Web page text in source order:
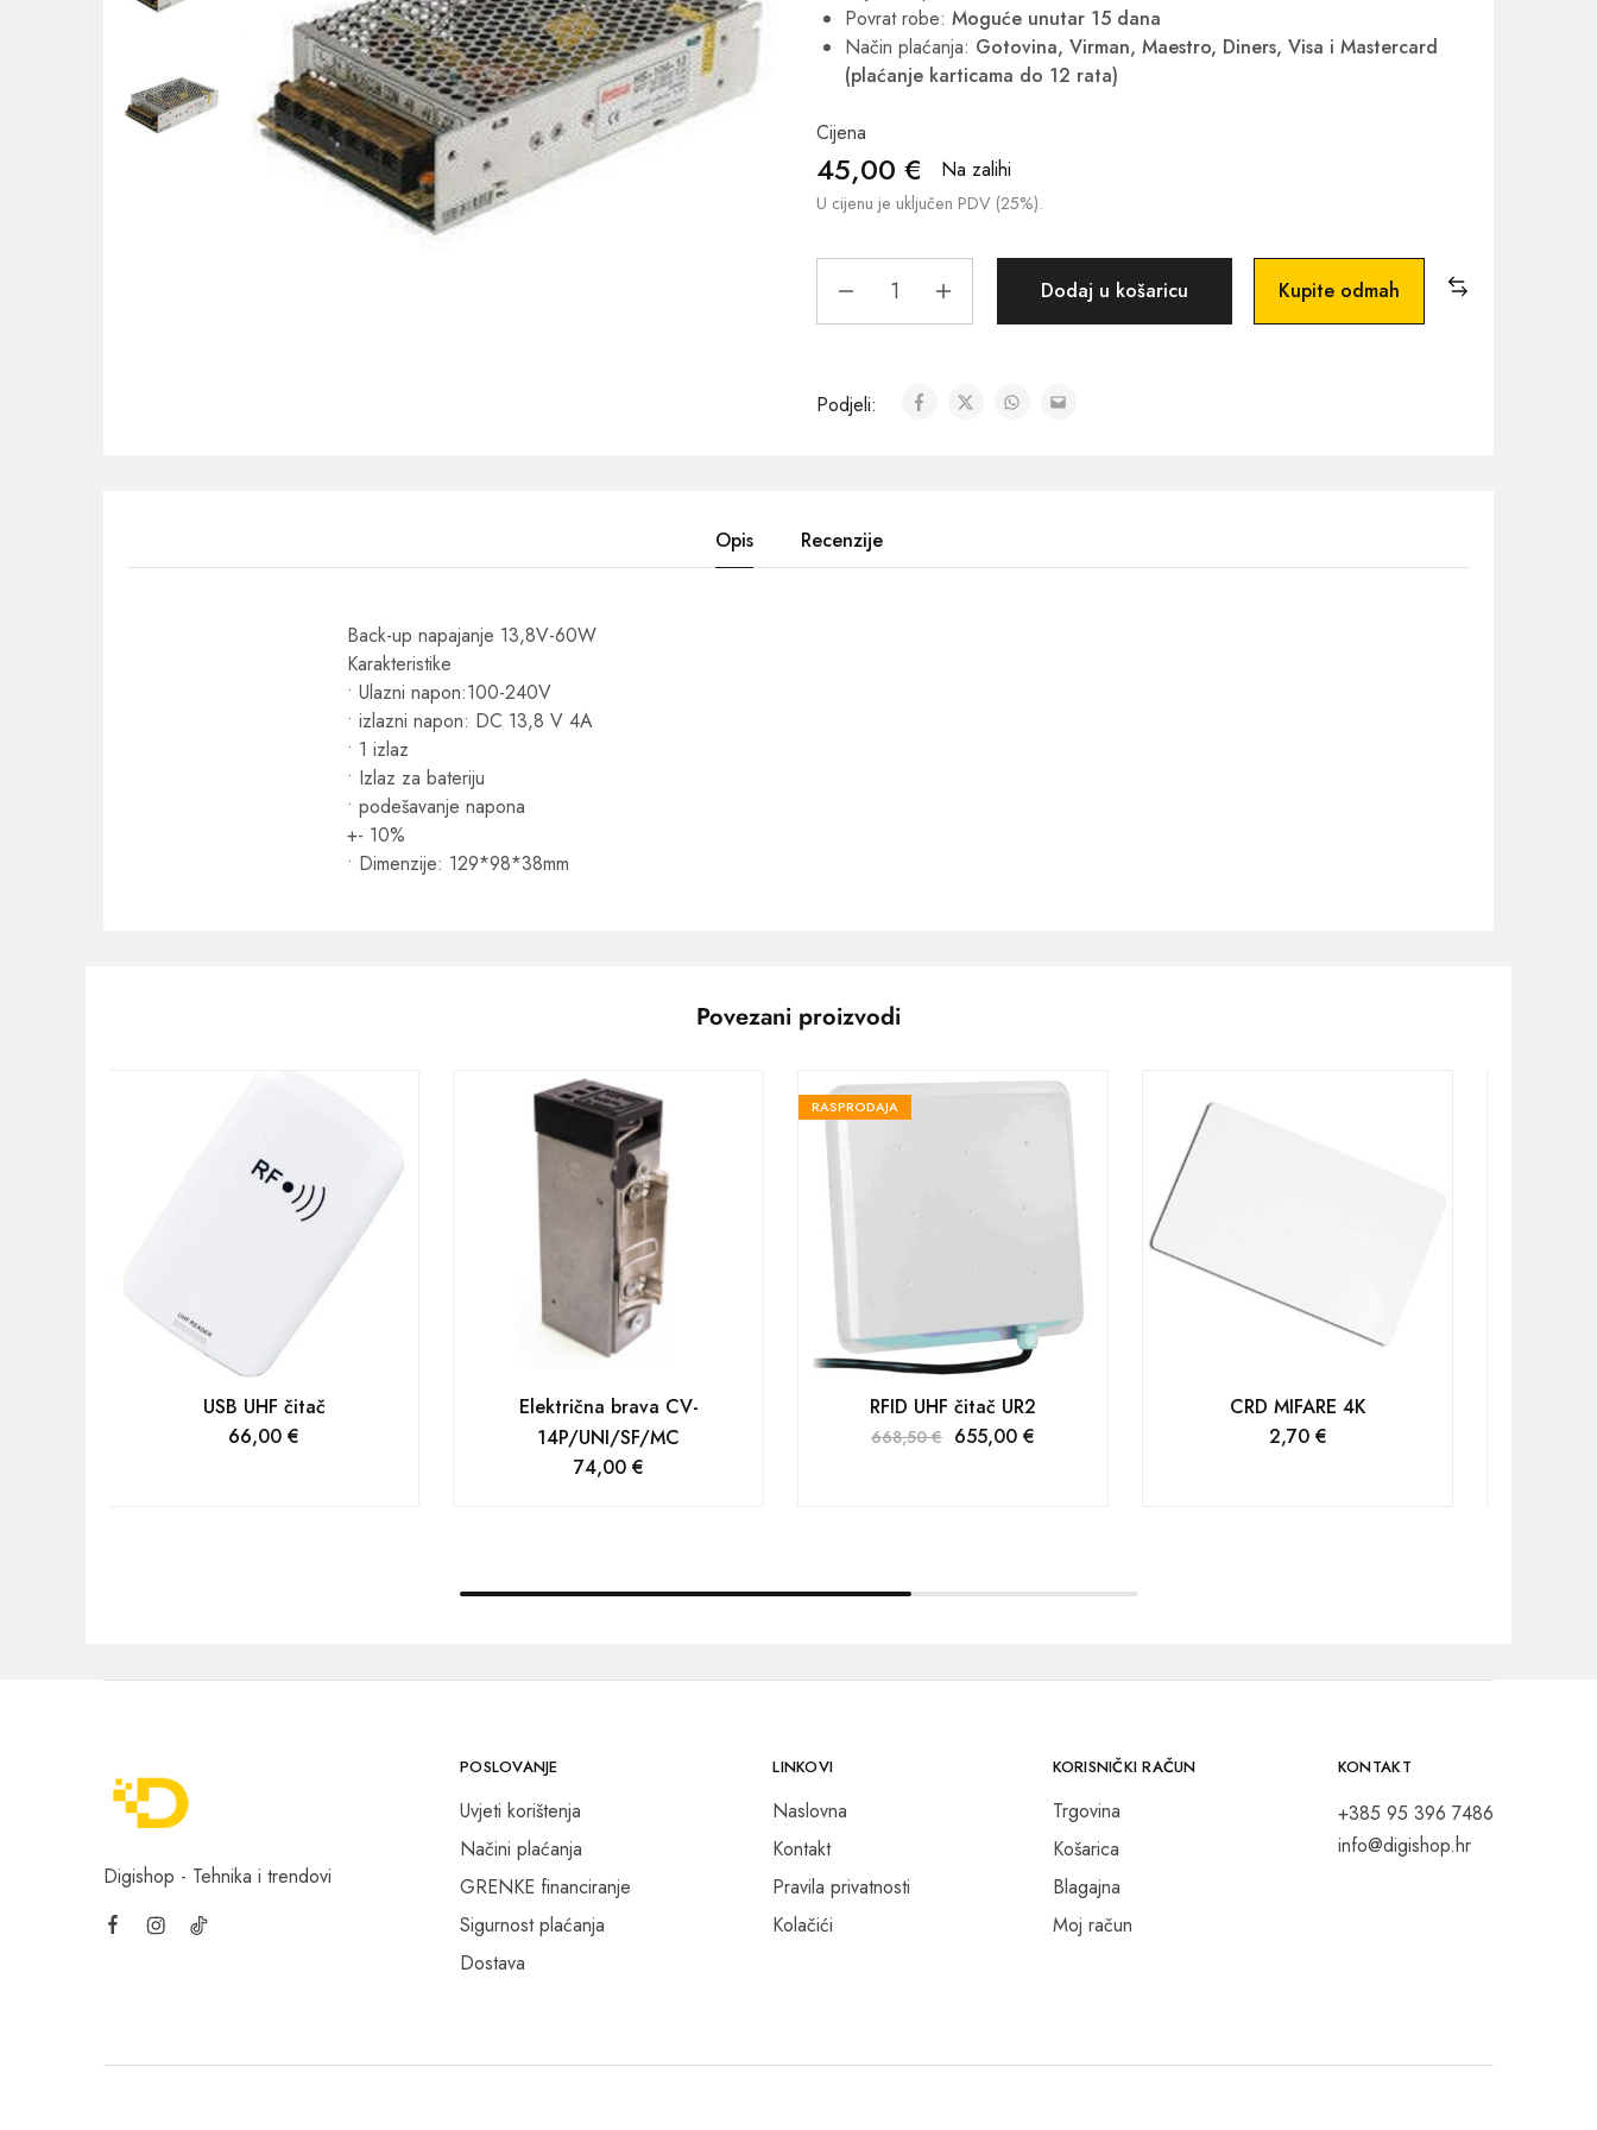
POS uređaji i operma
Mrežna oprema
Alarmi i video nadzor
Povrat robe:Moguće unutar 15 dana
Način plaćanja: Gotovina, Virman, Maestro, Diners, Visa i Mastercard
(plaćanje karticama do 12 rata)
Cijena
45,00€ Na zalihi
U cijenu je uključen PDV (25%).
Dodaj u košaricu Kupite odmah
Podjeli:
Opis Recenzije
Back-up napajanje 13,8V-60W
Karakteristike
• Ulazni napon:100-240V
• izlazni napon: DC 13,8 V 4A
• 1 izlaz
• Izlaz za bateriju
• podešavanje napona
+- 10%
• Dimenzije: 129*98*38mm
Povezani proizvodi
USB UHF čitač
66,00 €
Električna brava CV-
14P/UNI/SF/MC
74,00 €
RASPRODAJA
RFID UHF čitač UR2
668,50€ 655,00 €
CRD MIFARE 4K
2,70 €
Digishop - Tehnika i trendovi
POSLOVANJE
Uvjeti korištenja
Načini plaćanja
GRENKE financiranje
Sigurnost plaćanja
Dostava
LINKOVI
Naslovna
Kontakt
Pravila privatnosti
Kolačići
KORISNIČKI RAČUN
Trgovina
Košarica
Blagajna
Moj račun
KONTAKT
+385 95 396 7486
info@digishop.hr